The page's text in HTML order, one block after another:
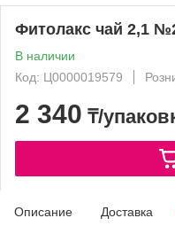
Фитолакс чай 2,1
В наличии
Код: Ц0000019579
2 340 ₸/
Описание Доставка